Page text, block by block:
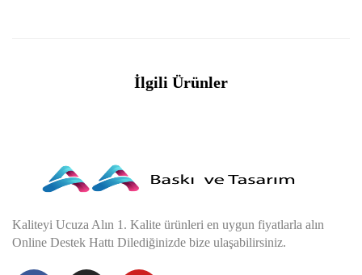
İlgili Ürünler
Kaliteyi Ucuza Alın 1. Kalite ürünleri en uygun fiyatlarla alın
Online Destek Hattı Dilediğinizde bize ulaşabilirsiniz.